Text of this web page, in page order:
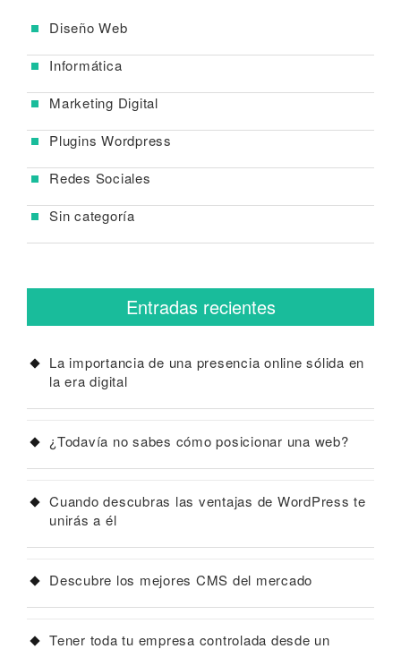
Diseño Web
Informática
Marketing Digital
Plugins Wordpress
Redes Sociales
Sin categoría
Entradas recientes
La importancia de una presencia online sólida en
la era digital
¿Todavía no sabes cómo posicionar una web?
Cuando descubras las ventajas de WordPress te
unirás a él
Descubre los mejores CMS del mercado
Tener toda tu empresa controlada desde un